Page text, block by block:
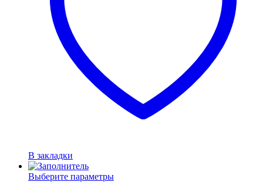
В закладки
Выберите параметры